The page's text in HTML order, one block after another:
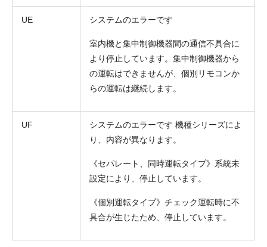
UE システムのエラーです
室内機と集中制御機器間の通信不具合に
より停止しています。集中制御機器から
の運転はできませんが、個別リモコンか
らの運転は継続します。
UF
システムのエラーです 機種シリーズによ
り、内容が異なります。
《セパレート、同時運転タイプ》系統未
設定により、停止しています。
《個別運転タイプ》チェック運転時に不
具合が生じたため、停止しています。